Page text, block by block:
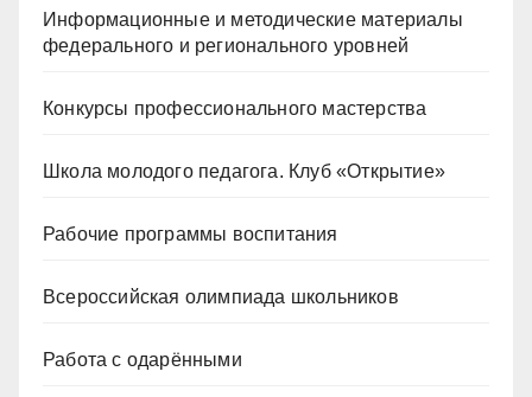
Информационные и методические материалы
федерального и регионального уровней
Конкурсы профессионального мастерства
Школа молодого педагога. Клуб «Открытие»
Рабочие программы воспитания
Всероссийская олимпиада школьников
Работа с одарёнными